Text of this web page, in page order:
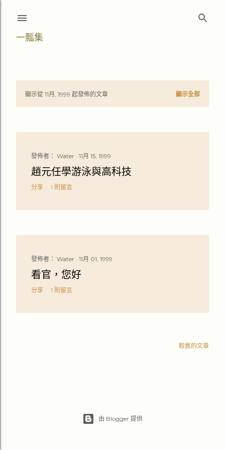
一瓢集
文
章
顯示從 11月, 1999 起發佈的文章 顯示全部
發佈者： Water 11月 15, 1999
趙元任學游泳與高科技
分享 1 則留言
發佈者： Water 11月 01, 1999
看官，您好
分享 1 則留言
較舊的文章
由 Blogger 提供